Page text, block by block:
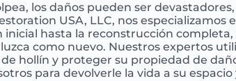
los daños pueden ser
USA, LLC, nos
inicial hasta la reconstrucción
como nuevo. Nuestros expertos
hollín y proteger su propiedad de
para devolverle la vida a su